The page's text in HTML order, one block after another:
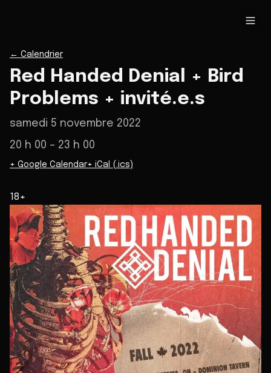
← Calendrier
Red Handed Denial + Bird
Problems + invité.e.s
samedi 5 novembre 2022
20 h 00 – 23 h 00
+ Google Calendar+ iCal (.ics)
18+